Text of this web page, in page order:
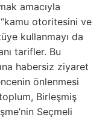
amacıyla
otoritesini ve
kullanmayı da
tarifler. Bu
habersiz ziyaret
önlenmesi
Birleşmiş
Seçmeli